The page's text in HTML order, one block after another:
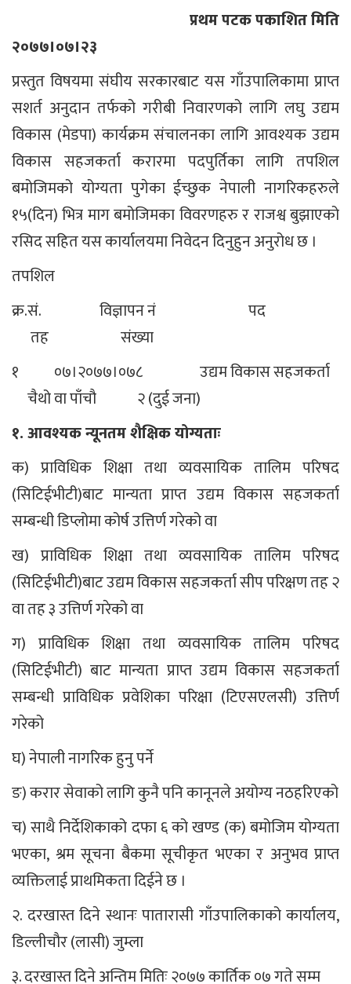
प्रथम पटक पकाशित मिति
२०७७।०७।२३
प्रस्तुत विषयमा संघीय सरकारबाट यस गाँउपालिकामा प्राप्त
सशर्त अनुदान तर्फको गरीबी निवारणको लागि लघु उद्यम
विकास (मेडपा) कार्यक्रम संचालनका लागि आवश्यक उद्यम
विकास सहजकर्ता करारमा पदपुर्तिका लागि तपशिल
बमोजिमको योग्यता पुगेका ईच्छुक नेपाली नागरिकहरुले
१५(दिन) भित्र माग बमोजिमका विवरणहरु र राजश्व बुझाएको
रसिद सहित यस कार्यालयमा निवेदन दिनुहुन अनुरोध छ ।
तपशिल
क्र.सं. विज्ञापन नं पद
तह संख्या
१ ०७।२०७७।०७८ उद्यम विकास सहजकर्ता
चैथो वा पाँचौ २ (दुई जना)
१. आवश्यक न्यूनतम शैक्षिक योग्यताः
क) प्राविधिक शिक्षा तथा व्यवसायिक तालिम परिषद
(सिटिईभीटी)बाट मान्यता प्राप्त उद्यम विकास सहजकर्ता
सम्बन्धी डिप्लोमा कोर्ष उत्तिर्ण गरेको वा
ख) प्राविधिक शिक्षा तथा व्यवसायिक तालिम परिषद
(सिटिईभीटी)बाट उद्यम विकास सहजकर्ता सीप परिक्षण तह २
वा तह ३ उत्तिर्ण गरेको वा
ग) प्राविधिक शिक्षा तथा व्यवसायिक तालिम परिषद
(सिटिईभीटी) बाट मान्यता प्राप्त उद्यम विकास सहजकर्ता
सम्बन्धी प्राविधिक प्रवेशिका परिक्षा (टिएसएलसी) उत्तिर्ण
गरेको
घ) नेपाली नागरिक हुनु पर्ने
ङ) करार सेवाको लागि कुनै पनि कानूनले अयोग्य नठहरिएको
च) साथै निर्देशिकाको दफा ६ को खण्ड (क) बमोजिम योग्यता
भएका, श्रम सूचना बैकमा सूचीकृत भएका र अनुभव प्राप्त
व्यक्तिलाई प्राथमिकता दिईने छ ।
२. दरखास्त दिने स्थानः पातारासी गाँउपालिकाको कार्यालय,
डिल्लीचौर (लासी) जुम्ला
३. दरखास्त दिने अन्तिम मितिः २०७७ कार्तिक ०७ गते सम्म